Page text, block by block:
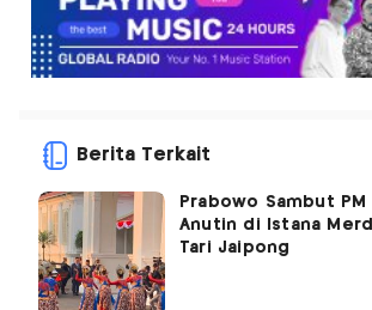
Berita Terkait
Prabowo Sambut PM
Anutin di Istana
Tari Jaipong